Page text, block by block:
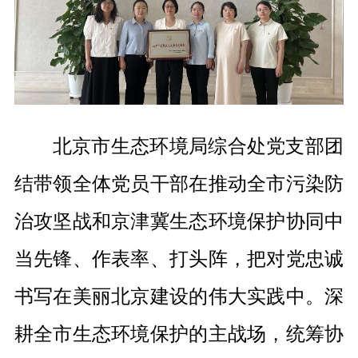
北京市生态环境局综合处党支部团
结带领全体党员干部在推动全市污染防
治攻坚战和京津冀生态环境保护协同中
当先锋、作表率、打头阵，把对党忠诚
书写在美丽北京建设的伟大实践中。深
耕全市生态环境保护的主战场，统筹协